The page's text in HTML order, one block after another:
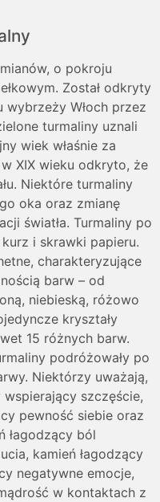
o pokroju
Został odkryty
wybrzeży Włoch przez
turmaliny uznali
wiek właśnie za
XIX wieku odkryto, że
Niektóre turmaliny
oka oraz zmianę
światła. Turmaliny po
i skrawki papieru.
charakteryzujące
barw – od
niebieską, różowo
kryształy
15 różnych barw.
podróżowały po
Niektórzy uważają,
szczęście,
pewność siebie oraz
łagodzący ból
kamień łagodzący
negatywne emocje,
w kontaktach z